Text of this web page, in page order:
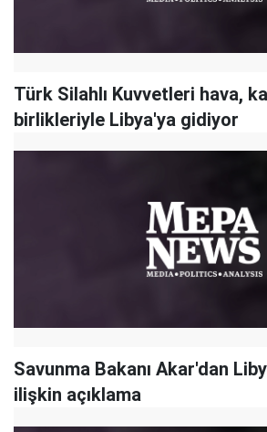
Türk Silahlı Kuvvetleri hava,
birlikleriyle Libya'ya gidiyor
Savunma Bakanı Akar'dan
ilişkin açıklama